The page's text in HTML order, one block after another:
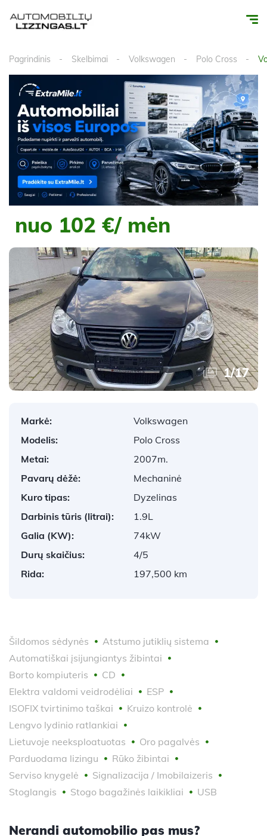
Pagrindinis Skelbimai Volkswagen Polo Cross
nuo 102 €/ mėn
1/17
Markė:
Volkswagen
Modelis:
Polo Cross
Metai:
2007m.
Pavarų dėžė:
Mechaninė
Kuro tipas:
Dyzelinas
Darbinis tūris (litrai):
1.9L
Galia (KW):
74kW
Durų skaičius:
4/5
Rida:
197,500 km
Šildomos sėdynės
Atstumo jutiklių sistema
Automatiškai įsijungiantys žibintai
Borto kompiuteris
CD
Elektra valdomi veidrodėliai
ESP
ISOFIX tvirtinimo taškai
Kruizo kontrolė
Lengvo lydinio ratlankiai
Lietuvoje neeksploatuotas
Oro pagalvės
Parduodama lizingu
Rūko žibintai
Serviso knygelė
Signalizacija / Imobilaizeris
Stoglangis
Stogo bagažinės laikikliai USB
Nerandi automobilio pas mus?